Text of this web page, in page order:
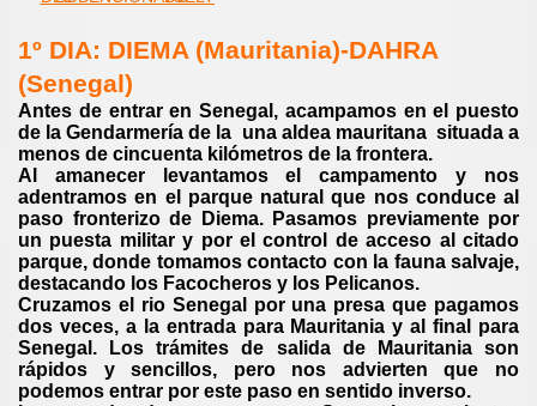
1º DIA: DIEMA (Mauritania)-DAHRA
(Senegal)
Antes de entrar en Senegal, acampamos en el puesto
de la Gendarmería de la una aldea mauritana situada a
menos de cincuenta kilómetros de la frontera.
Al amanecer levantamos el campamento y nos
adentramos en el parque natural que nos conduce al
paso fronterizo de Diema. Pasamos previamente por
un puesta militar y por el control de acceso al citado
parque, donde tomamos contacto con la fauna salvaje,
destacando los Facocheros y los Pelicanos.
Cruzamos el rio Senegal por una presa que pagamos
dos veces, a la entrada para Mauritania y al final para
Senegal. Los trámites de salida de Mauritania son
rápidos y sencillos, pero nos advierten que no
podemos entrar por este paso en sentido inverso.